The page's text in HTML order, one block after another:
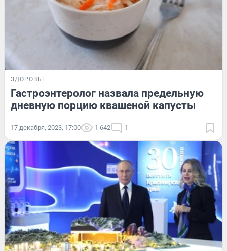
ЗДОРОВЬЕ
Гастроэнтеролог назвала предельную
дневную порцию квашеной капусты
17 декабря, 2023, 17:00 1 642 1